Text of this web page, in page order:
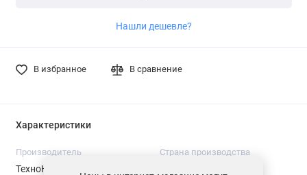
Нашли дешевле?
В избранное В сравнение
Характеристики
Производитель
ТехноНИКОЛЬ
Страна производства